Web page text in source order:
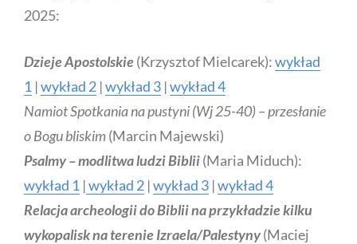
2025:
Dzieje Apostolskie(Krzysztof Mielcarek):wykład
1 |wykład 2 |wykład 3 |wykład 4
Namiot Spotkania na pustyni (Wj 25-40) – przesłanie
o Bogu bliskim(Marcin Majewski)
Psalmy – modlitwa ludzi Biblii(Maria Miduch):
wykład 1 |wykład 2 |wykład 3 |wykład 4
Relacja archeologii do Biblii na przykładzie kilku
wykopalisk na terenie Izraela/Palestyny(Maciej